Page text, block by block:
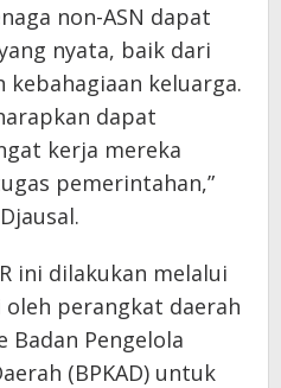
non-ASN dapat
nyata, baik dari
keluarga.
dapat
kerja mereka
pemerintahan,”
ini dilakukan melalui
perangkat daerah
Badan Pengelola
(BPKAD) untuk